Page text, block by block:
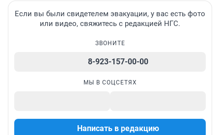
Если вы были свидетелем эвакуации, у вас есть фото
или видео, свяжитесь с редакцией НГС.
ЗВОНИТЕ
8-923-157-00-00
МЫ В СОЦСЕТЯХ
Написать в редакцию